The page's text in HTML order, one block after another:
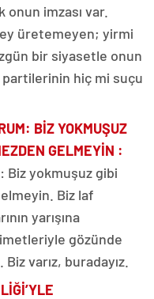
onun imzası var.
üretemeyen; yirmi
bir siyasetle onun
partilerinin hiç mi suçu
BİZ YOKMUŞUZ
GELMEYİN :
Biz yokmuşuz gibi
Biz laf
yarışına
gözünde
varız, buradayız.